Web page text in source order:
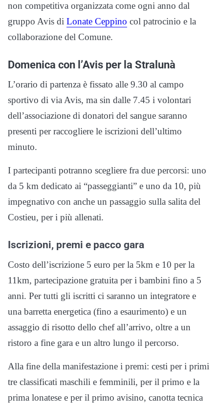
non competitiva organizzata come ogni anno dal
gruppo Avis di Lonate Ceppino col patrocinio e la
collaborazione del Comune.
Domenica con l’Avis per la Stralunà
L’orario di partenza è fissato alle 9.30 al campo
sportivo di via Avis, ma sin dalle 7.45 i volontari
dell’associazione di donatori del sangue saranno
presenti per raccogliere le iscrizioni dell’ultimo
minuto.
I partecipanti potranno scegliere fra due percorsi: uno
da 5 km dedicato ai “passeggianti” e uno da 10, più
impegnativo con anche un passaggio sulla salita del
Costieu, per i più allenati.
Iscrizioni, premi e pacco gara
Costo dell’iscrizione 5 euro per la 5km e 10 per la
11km, partecipazione gratuita per i bambini fino a 5
anni. Per tutti gli iscritti ci saranno un integratore e
una barretta energetica (fino a esaurimento) e un
assaggio di risotto dello chef all’arrivo, oltre a un
ristoro a fine gara e un altro lungo il percorso.
Alla fine della manifestazione i premi: cesti per i primi
tre classificati maschili e femminili, per il primo e la
prima lonatese e per il primo avisino, canotta tecnica